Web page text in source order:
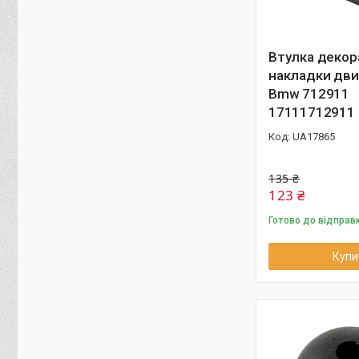
Втулка
накладки
Bmw 712911
17111712911
UA17865
135 ₴
123 ₴
Готово до